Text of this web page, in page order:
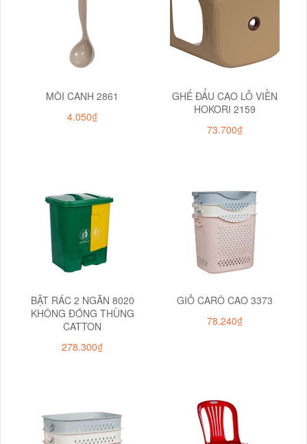
MÔI CANH 2861
4.050₫
GHẾ ĐẨU CAO LỖ VIỀN
HOKORI 2159
73.700₫
BẬT RÁC 2 NGĂN 8020
KHÔNG ĐÓNG THÙNG
CATTON
278.300₫
GIỎ CARÔ CAO 3373
78.240₫